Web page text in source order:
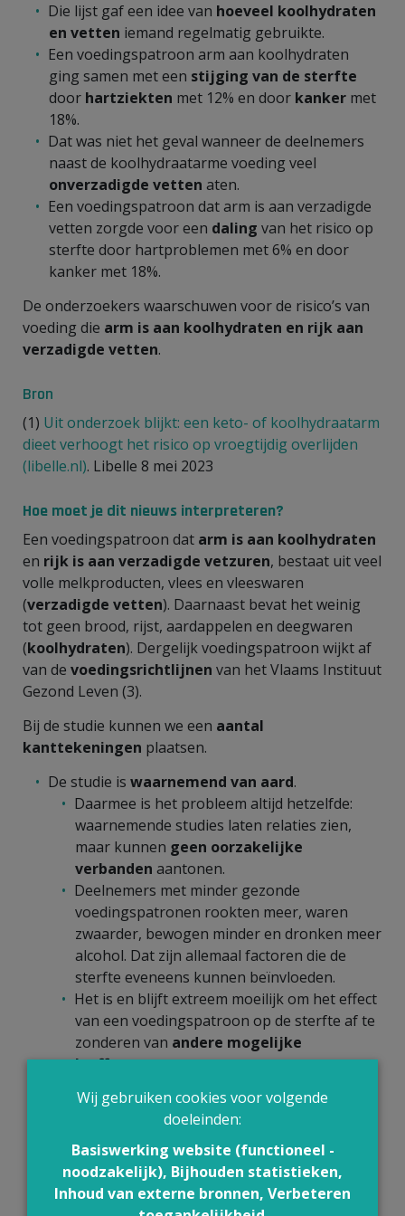
Die lijst gaf een idee van hoeveel koolhydraten
en vetten iemand regelmatig gebruikte.
Een voedingspatroon arm aan koolhydraten
ging samen met een stijging van de sterfte
door hartziekten met 12% en door kanker met
18%.
Dat was niet het geval wanneer de deelnemers
naast de koolhydraatarme voeding veel
onverzadigde vetten aten.
Een voedingspatroon dat arm is aan verzadigde
vetten zorgde voor een daling van het risico op
sterfte door hartproblemen met 6% en door
kanker met 18%.
De onderzoekers waarschuwen voor de risico’s van
voeding die arm is aan koolhydraten en rijk aan
verzadigde vetten.
Bron
(1) Uit onderzoek blijkt: een keto- of koolhydraatarm
dieet verhoogt het risico op vroegtijdig overlijden
(libelle.nl). Libelle 8 mei 2023
Hoe moet je dit nieuws interpreteren?
Een voedingspatroon dat arm is aan koolhydraten
en rijk is aan verzadigde vetzuren, bestaat uit veel
volle melkproducten, vlees en vleeswaren
(verzadigde vetten). Daarnaast bevat het weinig
tot geen brood, rijst, aardappelen en deegwaren
(koolhydraten). Dergelijk voedingspatroon wijkt af
van de voedingsrichtlijnen van het Vlaams Instituut
Gezond Leven (3).
Bij de studie kunnen we een aantal
kanttekeningen plaatsen.
De studie is waarnemend van aard.
Daarmee is het probleem altijd hetzelfde:
waarnemende studies laten relaties zien,
maar kunnen geen oorzakelijke
verbanden aantonen.
Deelnemers met minder gezonde
voedingspatronen rookten meer, waren
zwaarder, bewogen minder en dronken meer
alcohol. Dat zijn allemaal factoren die de
sterfte eveneens kunnen beïnvloeden.
Het is en blijft extreem moeilijk om het effect
van een voedingspatroon op de sterfte af te
zonderen van andere mogelijke
leeffactoren.
lang dat gezonde eet- en leefgewoonten
het risico op chronische ziekten beperken.
De onderzoekers registreerden de
voedingsgewoonten in de cohortstudies alleen
aan de start van de studie.
Wij gebruiken cookies voor volgende
doeleinden:
Basiswerking website (functioneel -
noodzakelijk), Bijhouden statistieken,
Inhoud van externe bronnen, Verbeteren